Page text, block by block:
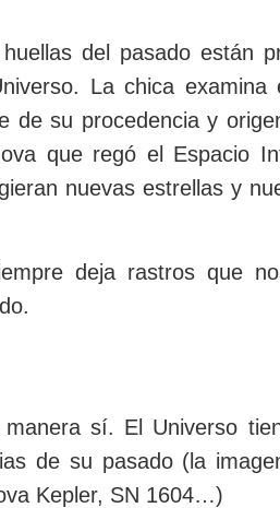
del pasado están
La chica examina
de su procedencia y
que regó el Espacio
nuevas estrellas y
deja rastros que
sí. El Universo
de su pasado (la
Kepler, SN 1604…)